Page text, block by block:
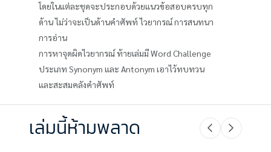
โดยในแต่ละชุดจะประกอบด้วยแนวข้อสอบครบทุก
ด้าน ไม่ว่าจะเป็นด้านคำศัพท์ ไวยากรณ์ การสนทนา
การอ่าน
การหาจุดผิดไวยากรณ์ ท้ายเล่มมี Word Challenge
ประเภท Synonym และ Antonym เอาไว้ทบทวน
และสะสมคลังคำศัพท์
เล่มนี้ห้ามพลาด